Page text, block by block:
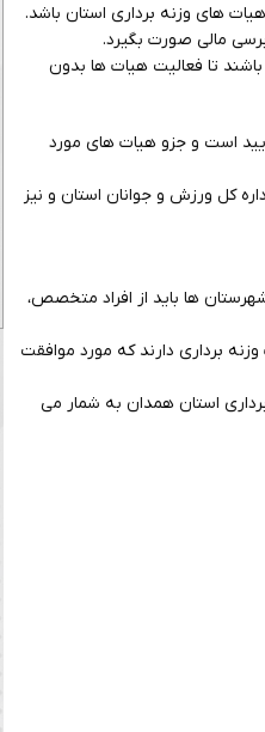
های وزنه برداری استان باشد.
مالی صورت بگیرد.
تا فعالیت هیات ها بدون
است و جزو هیات های مورد
کل ورزش و جوانان استان و نیز
ها باید از افراد متخصص،
برداری دارند که مورد موافقت
استان همدان به شمار می